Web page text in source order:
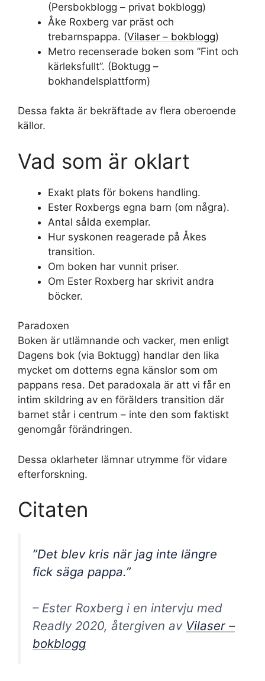
(Persbokblogg – privat bokblogg)
Åke Roxberg var präst och
trebarnspappa. (Vilaser – bokblogg)
Metro recenserade boken som ”Fint och
kärleksfullt”. (Boktugg –
bokhandelsplattform)
Dessa fakta är bekräftade av flera oberoende
källor.
Vad som är oklart
Exakt plats för bokens handling.
Ester Roxbergs egna barn (om några).
Antal sålda exemplar.
Hur syskonen reagerade på Åkes
transition.
Om boken har vunnit priser.
Om Ester Roxberg har skrivit andra
böcker.
Paradoxen
Boken är utlämnande och vacker, men enligt
Dagens bok (via Boktugg) handlar den lika
mycket om dotterns egna känslor som om
pappans resa. Det paradoxala är att vi får en
intim skildring av en förälders transition där
barnet står i centrum – inte den som faktiskt
genomgår förändringen.
Dessa oklarheter lämnar utrymme för vidare
efterforskning.
Citaten
”Det blev kris när jag inte längre
fick säga pappa.”
– Ester Roxberg i en intervju med
Readly 2020, återgiven av Vilaser –
bokblogg